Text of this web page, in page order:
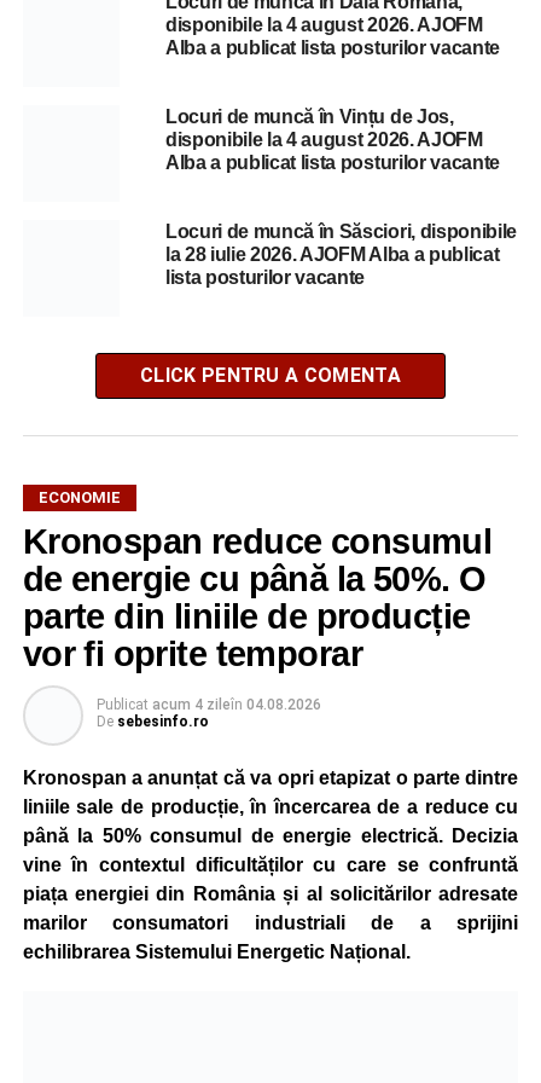
disponibile la 4 august 2026. AJOFM
Alba a publicat lista posturilor vacante
Locuri de muncă în Vințu de Jos,
disponibile la 4 august 2026. AJOFM
Alba a publicat lista posturilor vacante
Locuri de muncă în Săsciori, disponibile
la 28 iulie 2026. AJOFM Alba a publicat
lista posturilor vacante
CLICK PENTRU A COMENTA
ECONOMIE
Kronospan reduce consumul
de energie cu până la 50%. O
parte din liniile de producție
vor fi oprite temporar
Publicat acum 4 zileîn 04.08.2026
De sebesinfo.ro
Kronospan a anunțat că va opri etapizat o parte dintre
liniile sale de producție, în încercarea de a reduce cu
până la 50% consumul de energie electrică. Decizia
vine în contextul dificultăților cu care se confruntă
piața energiei din România și al solicitărilor adresate
marilor consumatori industriali de a sprijini
echilibrarea Sistemului Energetic Național.